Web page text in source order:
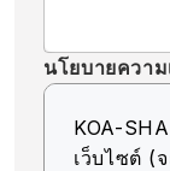
นโยบายควา
KOA-
เว็บไซต์ (